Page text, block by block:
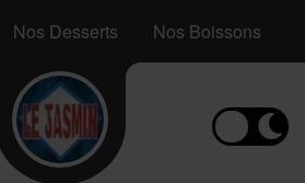
Nos Desserts Nos Boissons